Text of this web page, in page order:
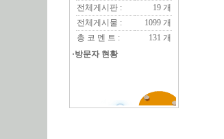
전체게시판 :
19 개
전체게시물 :
1099 개
총 코 멘 트 :
131 개
·방문자 현황